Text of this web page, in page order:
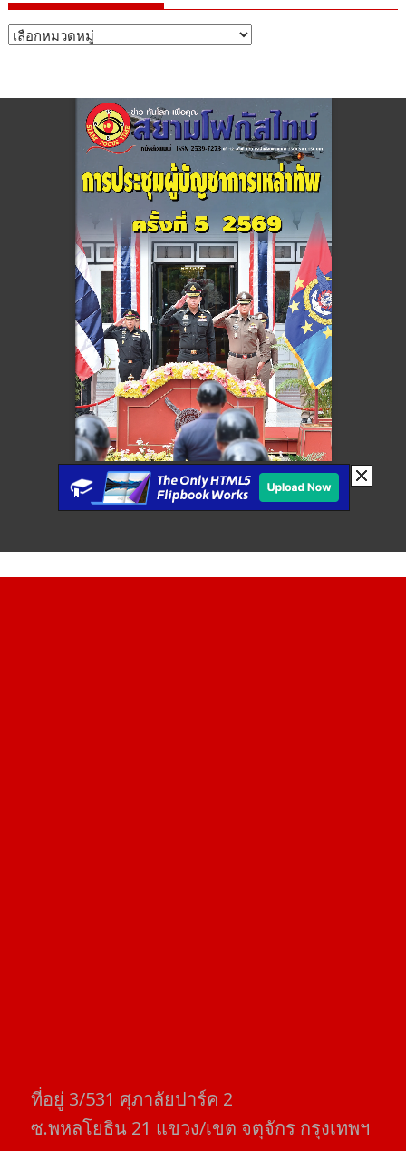
หมวด
ที่อยู่​ 3/531​ ศุภาลัยปาร์ค​ 2
ซ.พหลโยธิน​ 21​ แขวง/เขต​ จตุจักร​ กรุงเทพฯ